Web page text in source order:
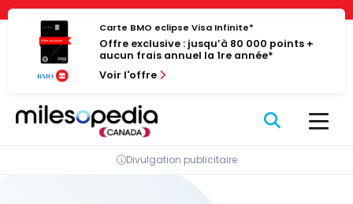
Panneau de gestion des cookies
Passer
contenu
Carte BMO eclipse Visa Infinite*
Offre exclusive : jusqu’à 80 000 points +
aucun frais annuel la 1re année*
Voir l'offre
Divulgation publicitaire